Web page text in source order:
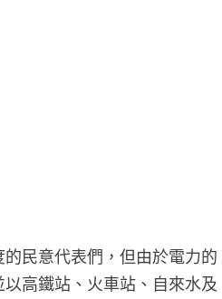
民意代表們，但由於電力的
高鐵站、火車站、自來水及